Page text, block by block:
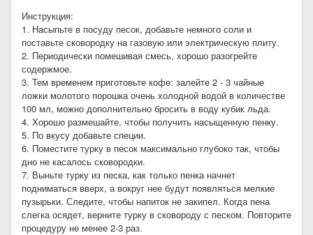
Инструкция:
1. Насыпьте в посуду песок, добавьте немного соли и
поставьте сковородку на газовую или электрическую плиту.
2. Периодически помешивая смесь, хорошо разогрейте
содержмое.
3. Тем временем приготовьте кофе: залейте 2 - 3 чайные
ложки молотого порошка очень холодной водой в количестве
100 мл, можно дополнительно бросить в воду кубик льда.
4. Хорошо размешайте, чтобы получить насыщенную пенку.
5. По вкусу добавьте специи.
6. Поместите турку в песок максимально глубоко так, чтобы
дно не касалось сковородки.
7. Выньте турку из песка, как только пенка начнет
подниматься вверх, а вокруг нее будут появляться мелкие
пузырьки. Следите, чтобы напиток не закипел. Когда пена
слегка осядет, верните турку в сковороду с песком. Повторите
процедуру не менее 2-3 раз.